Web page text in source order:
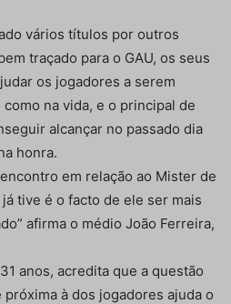
vários títulos por outros
traçado para o GAU, os seus
os jogadores a serem
na vida, e o principal de
alcançar no passado dia
honra.
em relação ao Mister de
tive é o facto de ele ser mais
afirma o médio João Ferreira,
anos, acredita que a questão
à dos jogadores ajuda o